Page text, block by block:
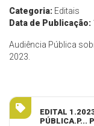
Categoria: Editais
Data de Publicação:
Audiência Pública
2023.
EDITAL
PÚBLICA.P...